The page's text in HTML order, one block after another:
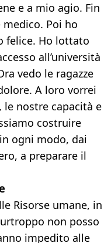
e a mio agio. Fin
Poi ho
felice. Ho lottato
all’università
vedo le ragazze
A loro vorrei
nostre capacità e
costruire
ogni modo, dai
a preparare il
Risorse umane, in
non posso
impedito alle